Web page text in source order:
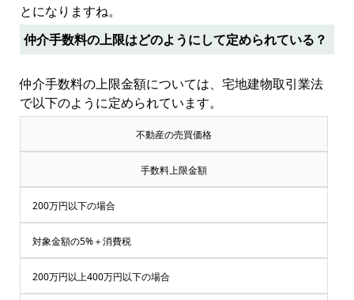
とになりますね。
仲介手数料の上限はどのようにして定められている？
仲介手数料の上限金額については、宅地建物取引業法
で以下のように定められています。
不動産の売買価格
手数料上限金額
200万円以下の場合
対象金額の5%＋消費税
200万円以上400万円以下の場合